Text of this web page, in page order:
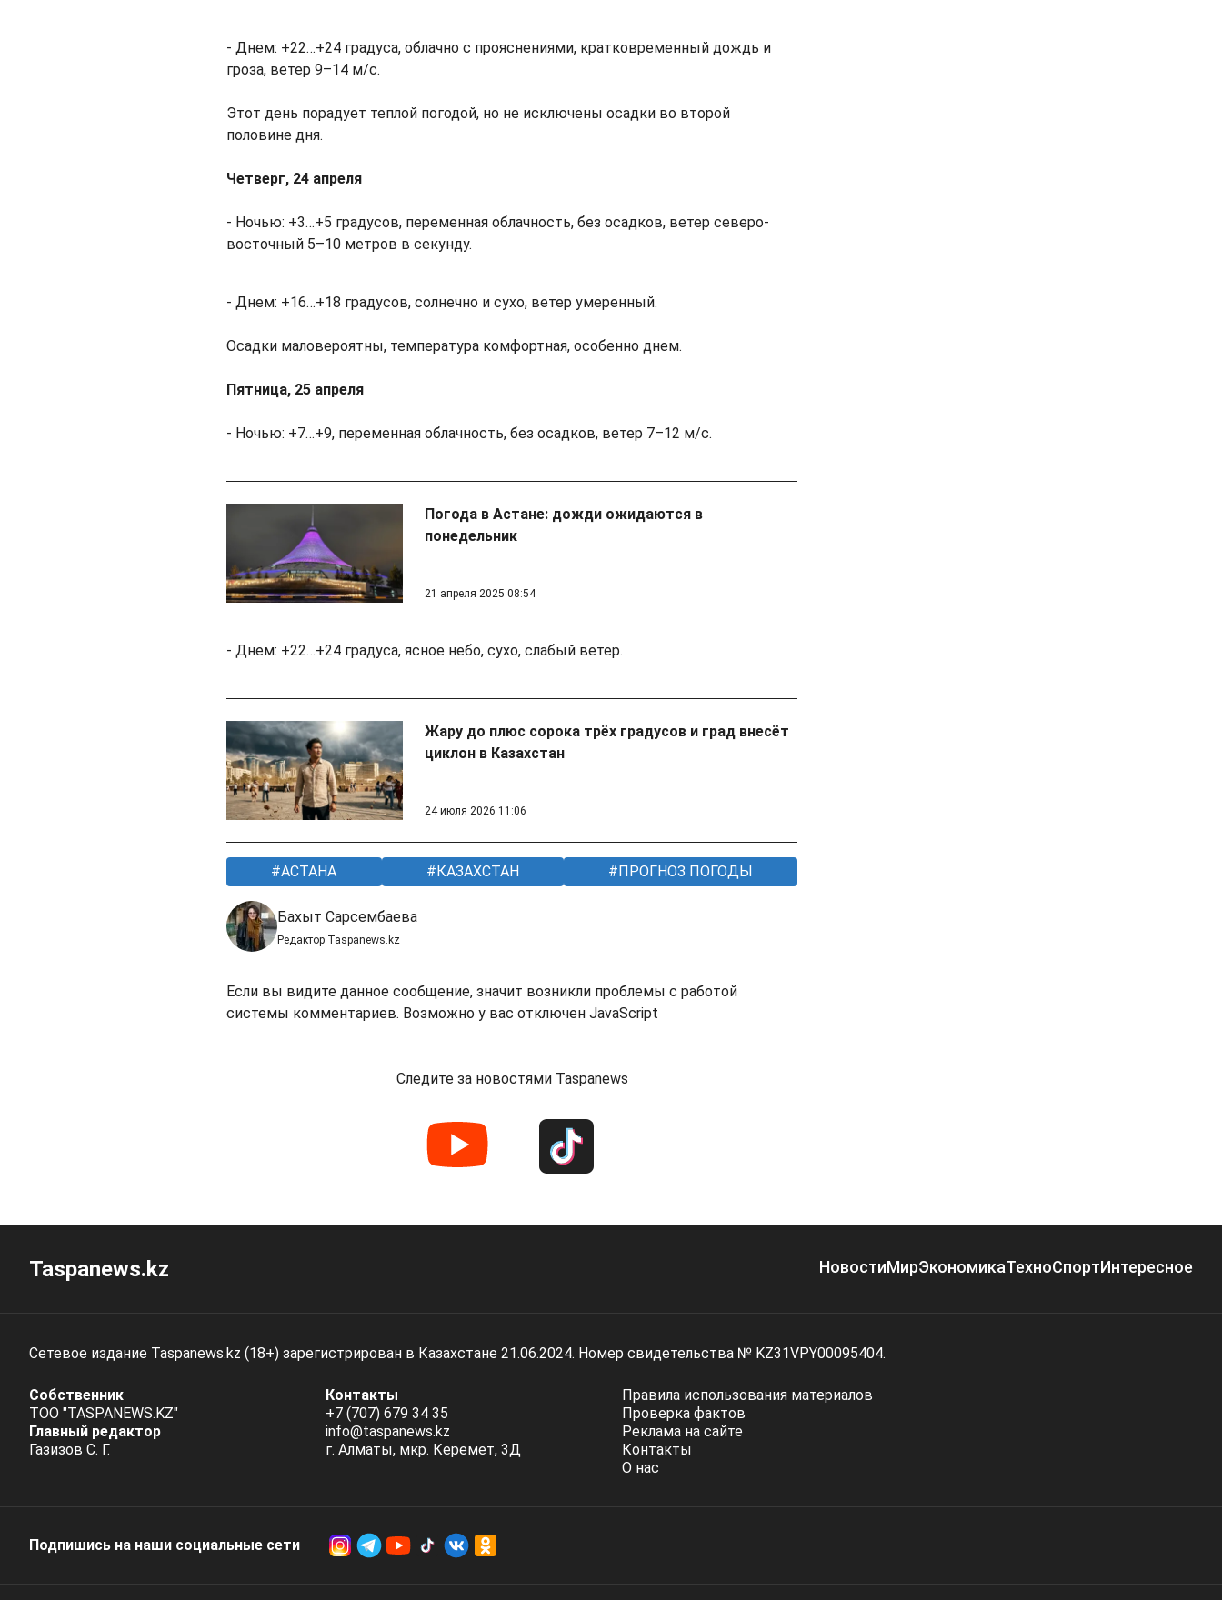
- Днем: +22…+24 градуса, облачно с прояснениями, кратковременный дождь и
гроза, ветер 9–14 м/с.
Этот день порадует теплой погодой, но не исключены осадки во второй
половине дня.
Четверг, 24 апреля
- Ночью: +3…+5 градусов, переменная облачность, без осадков, ветер северо-
восточный 5–10 метров в секунду.
- Днем: +16…+18 градусов, солнечно и сухо, ветер умеренный.
Oсадки маловероятны, температура комфортная, особенно днем.
Пятница, 25 апреля
- Ночью: +7…+9, переменная облачность, без осадков, ветер 7–12 м/с.
Погода в Астане: дожди ожидаются в
понедельник
21 апреля 2025 08:54
- Днем: +22…+24 градуса, ясное небо, сухо, слабый ветер.
Жару до плюс сорока трёх градусов и град внесёт
циклон в Казахстан
24 июля 2026 11:06
АСТАНА КАЗАХСТАН ПРОГНОЗ ПОГОДЫ
Бахыт Сарсембаева
Редактор Taspanews.kz
Если вы видите данное сообщение, значит возникли проблемы с работой
системы комментариев. Возможно у вас отключен JavaScript
Следите за новостями Taspanews
Taspanews.kz НовостиМирЭкономикаТехноСпортИнтересное
Сетевое издание Taspanews.kz (18+) зарегистрирован в Казахстане 21.06.2024. Номер свидетельства № KZ31VPY00095404.
Собственник
ТОО "TASPANEWS.KZ"
Главный редактор
Газизов С. Г.
Контакты
+7 (707) 679 34 35
info@taspanews.kz
г. Алматы, мкр. Керемет, 3Д
Правила использования материалов
Проверка фактов
Реклама на сайте
Контакты
О нас
Подпишись на наши социальные cети